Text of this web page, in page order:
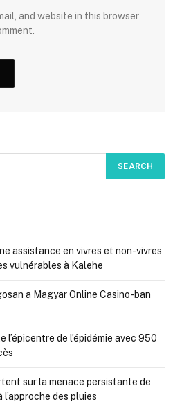
and website in this browser
assistance en vivres et non-vivres
vulnérables à Kalehe
a Magyar Online Casino-ban
l’épicentre de l’épidémie avec 950
sur la menace persistante de
l’approche des pluies